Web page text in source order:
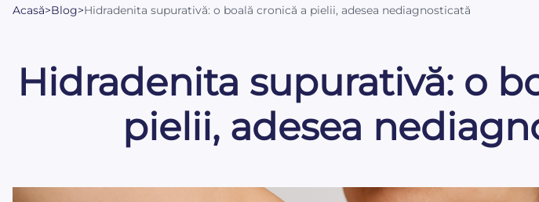
Acasă>Blog>Hidradenita supurativă: o boală cronică a pielii, adesea nediagnosticată
Hidradenita supurativă: o
pielii, adesea